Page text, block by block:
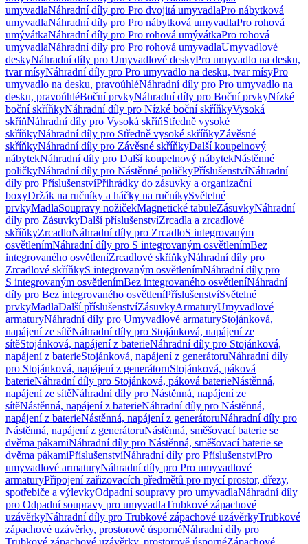
umyvadlaNáhradní díly pro Pro dvojitá umyvadlaPro nábytková
umyvadlaNáhradní díly pro Pro nábytková umyvadlaPro rohová
umývátkaNáhradní díly pro Pro rohová umývátkaPro rohová
umyvadlaNáhradní díly pro Pro rohová umyvadlaUmyvadlové
deskyNáhradní díly pro Umyvadlové deskyPro umyvadlo na desku,
tvar mísyNáhradní díly pro Pro umyvadlo na desku, tvar mísyPro
umyvadlo na desku, pravoúhléNáhradní díly pro Pro umyvadlo na
desku, pravoúhléBoční prvkyNáhradní díly pro Boční prvkyNízké
boční skříňkyNáhradní díly pro Nízké boční skříňkyVysoká
skříňNáhradní díly pro Vysoká skříňStředně vysoké
skříňkyNáhradní díly pro Středně vysoké skříňkyZávěsné
skříňkyNáhradní díly pro Závěsné skříňkyDalší koupelnový
nábytekNáhradní díly pro Další koupelnový nábytekNástěnné
poličkyNáhradní díly pro Nástěnné poličkyPříslušenstvíNáhradní
díly pro PříslušenstvíPřihrádky do zásuvky a organizační
boxyDržák na ručníky a háčky na ručníkySvětelné
prvkyMadlaSoupravy nožičekMagnetické tabuleZásuvkyNáhradní
díly pro ZásuvkyDalší příslušenstvíZrcadla a zrcadlové
skříňkyZrcadloNáhradní díly pro ZrcadloS integrovaným
osvětlenímNáhradní díly pro S integrovaným osvětlenímBez
integrovaného osvětleníZrcadlové skříňkyNáhradní díly pro
Zrcadlové skříňkyS integrovaným osvětlenímNáhradní díly pro
S integrovaným osvětlenímBez integrovaného osvětleníNáhradní
díly pro Bez integrovaného osvětleníPříslušenstvíSvětelné
prvkyMadlaDalší příslušenstvíZásuvkyArmaturyUmyvadlové
armaturyNáhradní díly pro Umyvadlové armaturyStojánková,
napájení ze sítěNáhradní díly pro Stojánková, napájení ze
sítěStojánková, napájení z baterieNáhradní díly pro Stojánková,
napájení z baterieStojánková, napájení z generátoruNáhradní díly
pro Stojánková, napájení z generátoruStojánková, páková
baterieNáhradní díly pro Stojánková, páková baterieNástěnná,
napájení ze sítěNáhradní díly pro Nástěnná, napájení ze
sítěNástěnná, napájení z baterieNáhradní díly pro Nástěnná,
napájení z baterieNástěnná, napájení z generátoruNáhradní díly pro
Nástěnná, napájení z generátoruNástěnná, směšovací baterie se
dvěma pákamiNáhradní díly pro Nástěnná, směšovací baterie se
dvěma pákamiPříslušenstvíNáhradní díly pro PříslušenstvíPro
umyvadlové armaturyNáhradní díly pro Pro umyvadlové
armaturyPřipojení zařizovacích předmětů pro mycí prostor, dřezy,
spotřebiče a výlevkyOdpadní soupravy pro umyvadlaNáhradní díly
pro Odpadní soupravy pro umyvadlaTrubkové zápachové
uzávěrkyNáhradní díly pro Trubkové zápachové uzávěrkyTrubkové
zápachové uzávěrky, prostorově úspornéNáhradní díly pro
Trubkové zápachové uzávěrky, prostorově úspornéZápachové